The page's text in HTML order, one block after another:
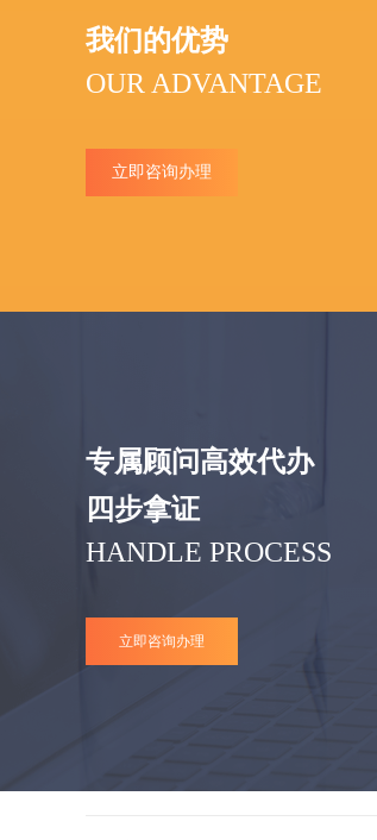
我们的优势
OUR ADVANTAGE
立即咨询办理
专属顾问高效代办
四步拿证
HANDLE PROCESS
立即咨询办理